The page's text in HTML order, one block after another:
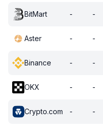
BitMart - -
Aster - -
Binance - -
OKX - -
Crypto.com - -